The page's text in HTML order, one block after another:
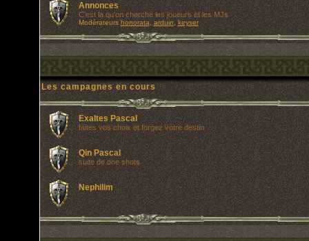
Annonces
C'est la qu'on cherche les joueurs et les MJs
Modérateurs honorata ,arduin ,keyser
Les campagnes en cours
Exaltes Pascal
faites vos choix et forgez votre destin
Qin Pascal
suite de one shots
Nephilim